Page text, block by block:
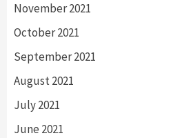
November 2021
October 2021
September 2021
August 2021
July 2021
June 2021